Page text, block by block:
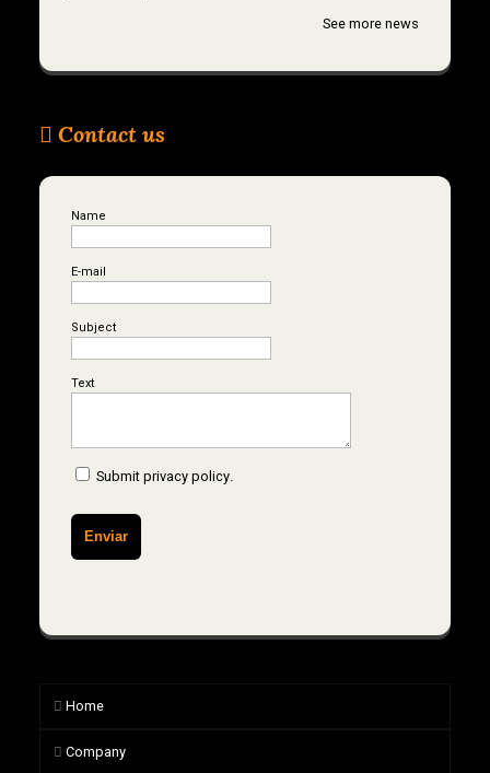
See more news
Contact us
Name
E-mail
Subject
Text
Submit privacy policy.
Home
Company